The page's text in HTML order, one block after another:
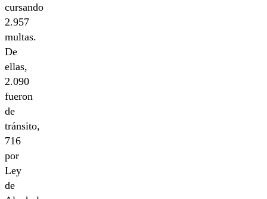
cursando
2.957
multas.
De
ellas,
2.090
fueron
de
tránsito,
716
por
Ley
de